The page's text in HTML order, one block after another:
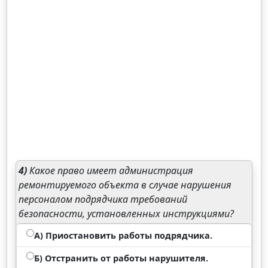
4)Какое право имеет администрация
ремонтируемого объекта в случае нарушения
персоналом подрядчика требований
безопасности, установленных инструкциями?
А) Приостановить работы подрядчика.
Б) Отстранить от работы нарушителя.